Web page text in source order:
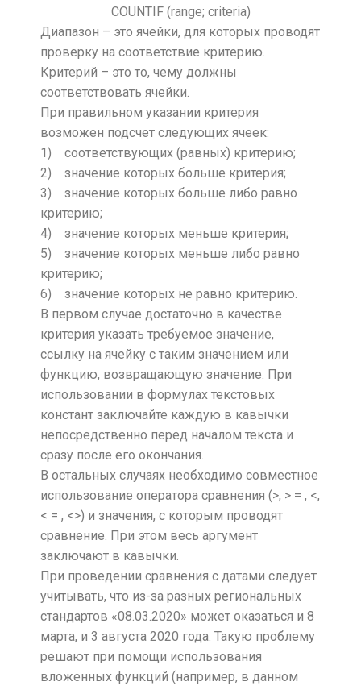
COUNTIF (range; criteria)
Диапазон – это ячейки, для которых проводят
проверку на соответствие критерию.
Критерий – это то, чему должны
соответствовать ячейки.
При правильном указании критерия
возможен подсчет следующих ячеек:
1) соответствующих (равных) критерию;
2) значение которых больше критерия;
3) значение которых больше либо равно
критерию;
4) значение которых меньше критерия;
5) значение которых меньше либо равно
критерию;
6) значение которых не равно критерию.
В первом случае достаточно в качестве
критерия указать требуемое значение,
ссылку на ячейку с таким значением или
функцию, возвращающую значение. При
использовании в формулах текстовых
констант заключайте каждую в кавычки
непосредственно перед началом текста и
сразу после его окончания.
В остальных случаях необходимо совместное
использование оператора сравнения (>, > = , <,
< = , <>) и значения, с которым проводят
сравнение. При этом весь аргумент
заключают в кавычки.
При проведении сравнения с датами следует
учитывать, что из-за разных региональных
стандартов «08.03.2020» может оказаться и 8
марта, и 3 августа 2020 года. Такую проблему
решают при помощи использования
вложенных функций (например, в данном